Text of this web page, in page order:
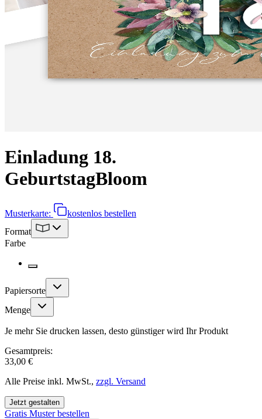
Einladung 18.
GeburtstagBloom
Musterkarte:
kostenlos bestellen
Format
Farbe
Papiersorte
Menge
Je mehr Sie drucken lassen, desto günstiger wird Ihr Produkt
Gesamtpreis:
33,00 €
Alle Preise inkl. MwSt., zzgl. Versand
Jetzt gestalten
Gratis Muster bestellen